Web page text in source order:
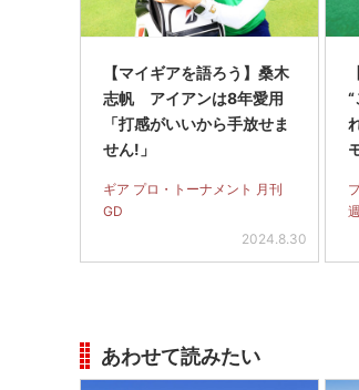
【マイギアを語ろう】桑木
志帆 アイアンは8年愛用
「打感がいいから手放せま
せん!」
ギア プロ・トーナメント 月刊
GD
2024.8.30
あわせて読みたい